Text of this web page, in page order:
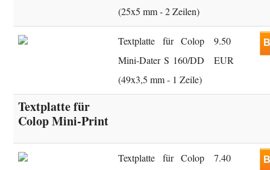
(25x5 mm - 2 Zeilen)
Textplatte für Colop
Mini-Dater S 160/DD
(49x3,5 mm - 1 Zeile)
9.50
EUR
Textplatte für
Colop Mini-Print
Textplatte für Colop
7.40